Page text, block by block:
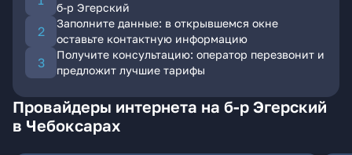
б-р Эгерский
Заполните данные: в открывшемся окне
оставьте контактную информацию
Получите консультацию: оператор перезвонит и
предложит лучшие тарифы
Провайдеры интернета на б-р Эгерский
в Чебоксарах